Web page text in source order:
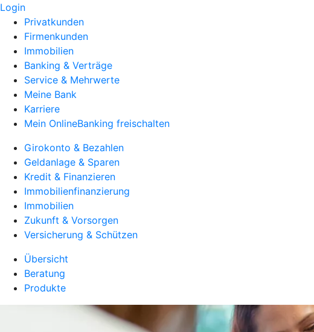
Login
Privatkunden
Firmenkunden
Immobilien
Banking & Verträge
Service & Mehrwerte
Meine Bank
Karriere
Mein OnlineBanking freischalten
Girokonto & Bezahlen
Geldanlage & Sparen
Kredit & Finanzieren
Immobilienfinanzierung
Immobilien
Zukunft & Vorsorgen
Versicherung & Schützen
Übersicht
Beratung
Produkte